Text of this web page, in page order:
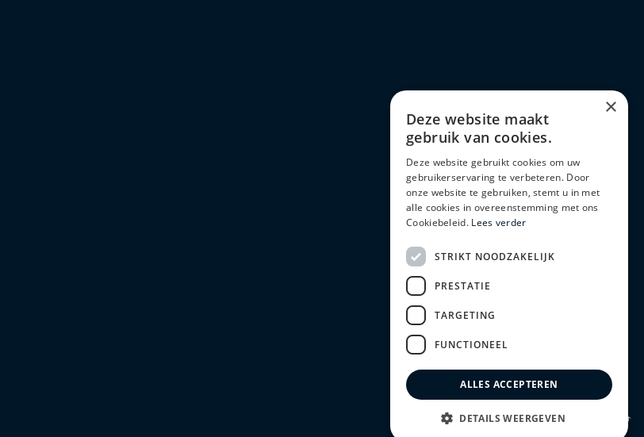
Naar boven ↑
×
Deze website maakt
gebruik van cookies.
Deze website gebruikt cookies om uw
gebruikerservaring te verbeteren. Door
onze website te gebruiken, stemt u in met
alle cookies in overeenstemming met ons
Cookiebeleid. Lees verder
STRIKT NOODZAKELIJK
PRESTATIE
TARGETING
FUNCTIONEEL
ALLES ACCEPTEREN
DETAILS WEERGEVEN